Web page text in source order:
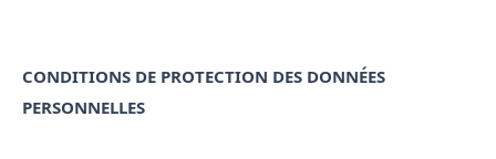
CONDITIONS DE PROTECTION DES DONNÉES
PERSONNELLES